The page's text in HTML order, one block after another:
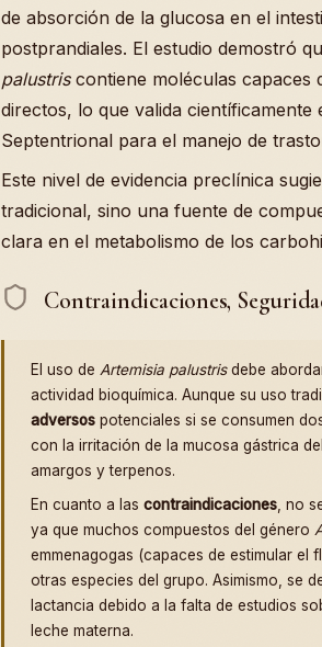
de absorción de la glucosa en el
postprandiales. El estudio demostró
palustriscontiene moléculas capaces
directos, lo que valida
Septentrional para el manejo de
Este nivel de evidencia preclínica
tradicional, sino una fuente de
clara en el metabolismo de los
Contraindicaciones,
El uso de Artemisia palustrisdebe
actividad bioquímica. Aunque su uso
adversos potenciales si se consumen
con la irritación de la mucosa gástrica
amargos y terpenos.
En cuanto a las contraindicaciones, no
ya que muchos compuestos del género
emmenagogas (capaces de estimular el
otras especies del grupo. Asimismo, se
lactancia debido a la falta de estudios
leche materna.